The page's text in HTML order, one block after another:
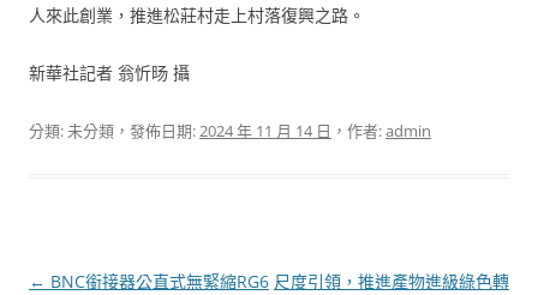
人來此創業，推進松莊村走上村落復興之路。
新華社記者 翁忻旸 攝
分類: 未分類，發佈日期:2024 年 11 月 14 日 ，作者:admin
文
← BNC銜接器公直式無緊縮RG6 尺度引領，推進產物進級綠色轉